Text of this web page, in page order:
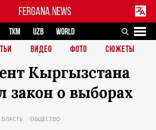
FERGANA.NEWS
TKM UZB
WORLD
ВИДЕО ФОТО СЮЖЕТЫ
Кыргызстана
закон о выборах
ВЛАСТЬ ОБЩЕСТВО